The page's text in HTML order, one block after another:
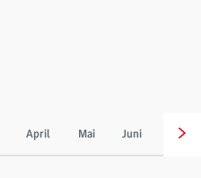
April Mai Juni Juli